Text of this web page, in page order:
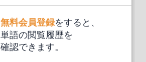
無料会員登録をすると、
単語の閲覧履歴を
確認できます。